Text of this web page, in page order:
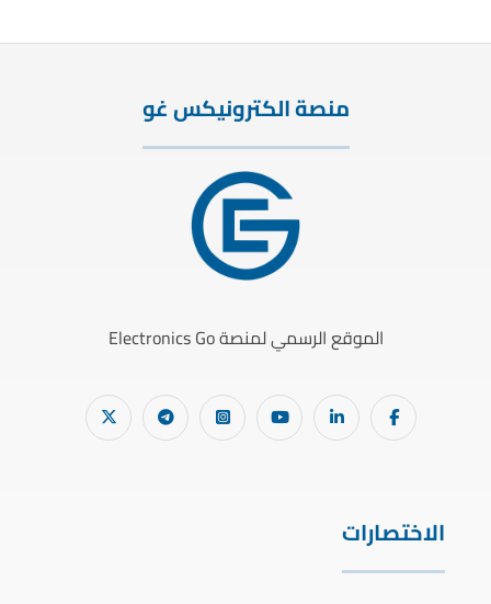
منصة الكترونيكس غو
الموقع الرسمي لمنصة Electronics Go
الاختصارات